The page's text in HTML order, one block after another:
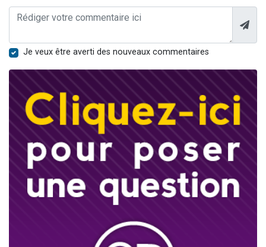
Je veux être averti des nouveaux commentaires